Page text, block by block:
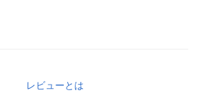
レビューとは